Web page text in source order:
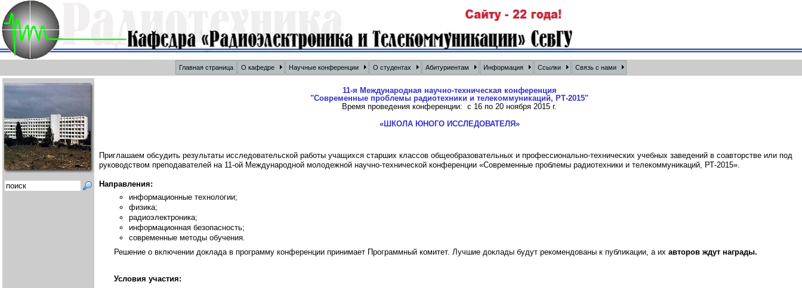
Главная страница О кафедре Научные конференции О студентах Абитуриентам Информация Ссылки Связь с нами
11-я Международная научно-техническая конференция
"Современные проблемы радиотехники и телекоммуникаций, РТ-2015"
Время проведения конференции: с 16 по 20 ноября 2015 г.
«ШКОЛА ЮНОГО ИССЛЕДОВАТЕЛЯ»
Приглашаем обсудить результаты исследовательской работы учащихся старших классов общеобразовательных и профессионально-технических учебных заведений в соавторстве или под
руководством преподавателей на 11-ой Международной молодежной научно-технической конференции «Современные проблемы радиотехники и телекоммуникаций, РТ-2015».
Направления:
информационные технологии;
физика;
радиоэлектроника;
информационная безопасность;
современные методы обучения.
Решение о включении доклада в программу конференции принимает Программный комитет. Лучшие доклады будут рекомендованы к публикации, а их авторов ждут награды.
Условия участия: